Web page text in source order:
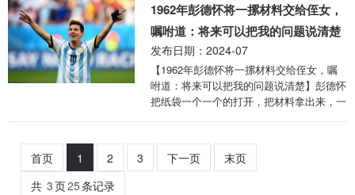
募说明书的一部分。作出投资决定前，请阅
读完整的招募说明书等销售文件。一、产品
概况华夏大中华信用债券基金简称基金代码
002877（QDII）华夏大中华信用债券下属
基金简称下属基金代码002877（QDII）
A（人民币）基金管理人华夏基金管理有限
公司基金托管人中国银行股份有限公司中国
银行（香港） ...
1962年彭德怀将一摞材料交给侄女，
嘱咐道：将来可以把我的问题说清楚
发布日期：2024-07
【1962年彭德怀将一摞材料交给侄女，嘱
咐道：将来可以把我的问题说清楚】彭德怀
把纸袋一个一个的打开，把材料拿出来，一
见书》原稿； 3、写给中央的“八万言书”第
一稿； 4、多份自述、杂记； 5、收到和送
首页 1 2 3 下一页
末页
共 3页25条记录